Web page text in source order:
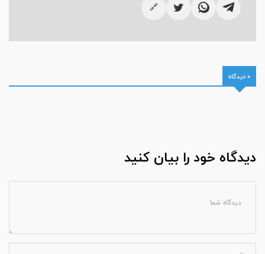
🔗
0 دیدگاه
دیدگاه خود را بیان کنید